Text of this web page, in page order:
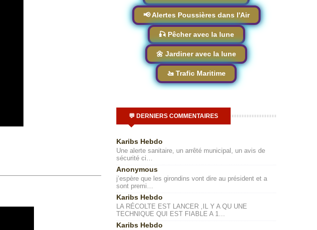
📢 Alertes Poussières dans l'Air
🎣 Pêcher avec la lune
🌼 Jardiner avec la lune
🚤 Trafic Maritime
💬 DERNIERS COMMENTAIRES
Karibs Hebdo
Une alerte sanitaire, un arrêté municipal, un avis de
sécurité ci…
Anonymous
j’espère que les girondins vont dire au président et a
sont premi…
Karibs Hebdo
LA RÉCOLTE EST LANCER ,IL Y A QU UNE
TECHNIQUE QUI EST FIABLE A 1…
Karibs Hebdo